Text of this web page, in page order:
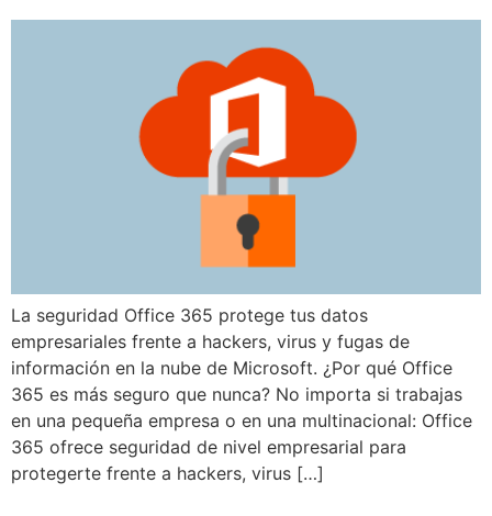
La seguridad Office 365 protege tus datos
empresariales frente a hackers, virus y fugas de
información en la nube de Microsoft. ¿Por qué Office
365 es más seguro que nunca? No importa si trabajas
en una pequeña empresa o en una multinacional: Office
365 ofrece seguridad de nivel empresarial para
protegerte frente a hackers, virus […]